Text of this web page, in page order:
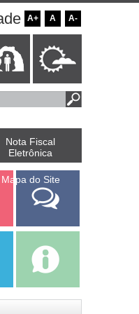
A+ A A-
Nota Fiscal
Eletrônica
Mapa do Site
Fale Com a
Prefeitura